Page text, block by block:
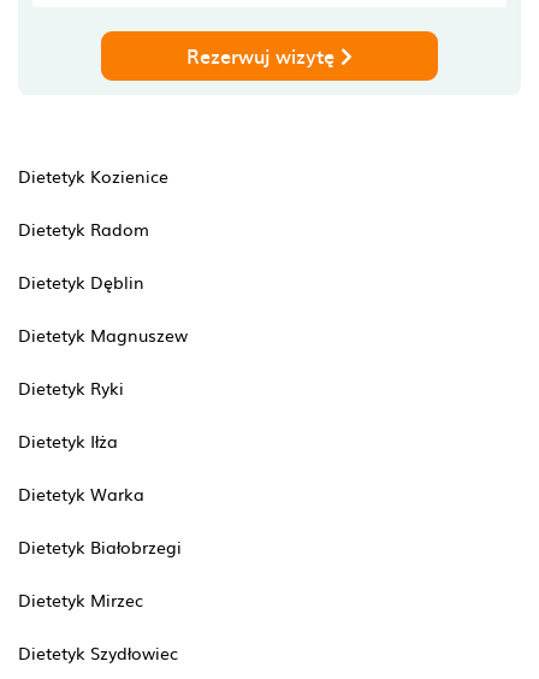
Rezerwuj wizytę
Dietetyk Kozienice
Dietetyk Radom
Dietetyk Dęblin
Dietetyk Magnuszew
Dietetyk Ryki
Dietetyk Iłża
Dietetyk Warka
Dietetyk Białobrzegi
Dietetyk Mirzec
Dietetyk Szydłowiec